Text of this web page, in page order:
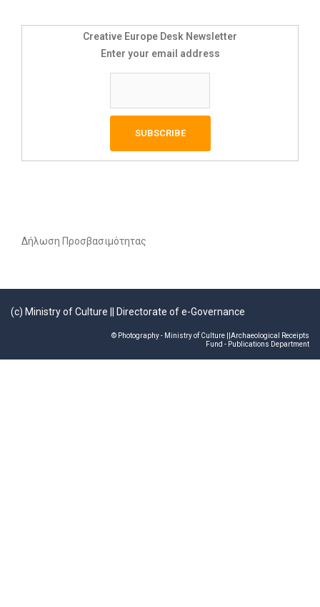
Creative Europe Desk Newsletter
Enter your email address
Δήλωση Προσβασιμότητας
(c) Ministry of Culture Directorate of e-Governance
© Photography - Ministry of Culture ||Archaeological Receipts
Fund - Publications Department